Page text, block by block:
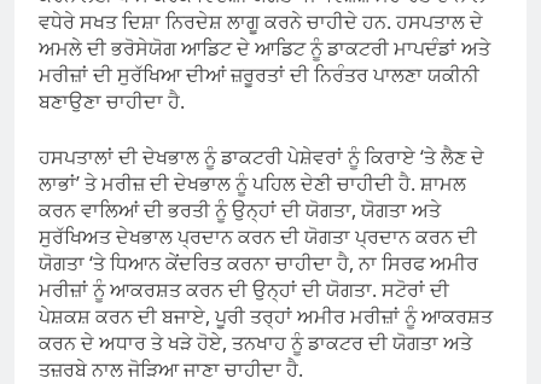
ਵਧੇਰੇ ਸਖਤ ਦਿਸ਼ਾ ਨਿਰਦੇਸ਼ ਲਾਗੂ ਕਰਨੇ ਚਾਹੀਦੇ ਹਨ. ਹਸਪਤਾਲ ਦੇ
ਅਮਲੇ ਦੀ ਭਰੋਸੇਯੋਗ ਆਡਿਟ ਦੇ ਆਡਿਟ ਨੂੰ ਡਾਕਟਰੀ ਮਾਪਦੰਡਾਂ ਅਤੇ
ਮਰੀਜ਼ਾਂ ਦੀ ਸੁਰੱਖਿਆ ਦੀਆਂ ਜ਼ਰੂਰਤਾਂ ਦੀ ਨਿਰੰਤਰ ਪਾਲਣਾ ਯਕੀਨੀ
ਬਣਾਉਣਾ ਚਾਹੀਦਾ ਹੈ.
ਹਸਪਤਾਲਾਂ ਦੀ ਦੇਖਭਾਲ ਨੂੰ ਡਾਕਟਰੀ ਪੇਸ਼ੇਵਰਾਂ ਨੂੰ ਕਿਰਾਏ ‘ਤੇ ਲੈਣ ਦੇ
ਲਾਭਾਂ’ ਤੇ ਮਰੀਜ਼ ਦੀ ਦੇਖਭਾਲ ਨੂੰ ਪਹਿਲ ਦੇਣੀ ਚਾਹੀਦੀ ਹੈ. ਸ਼ਾਮਲ
ਕਰਨ ਵਾਲਿਆਂ ਦੀ ਭਰਤੀ ਨੂੰ ਉਨ੍ਹਾਂ ਦੀ ਯੋਗਤਾ, ਯੋਗਤਾ ਅਤੇ
ਸੁਰੱਖਿਅਤ ਦੇਖਭਾਲ ਪ੍ਰਦਾਨ ਕਰਨ ਦੀ ਯੋਗਤਾ ਪ੍ਰਦਾਨ ਕਰਨ ਦੀ
ਯੋਗਤਾ ‘ਤੇ ਧਿਆਨ ਕੇਂਦਰਿਤ ਕਰਨਾ ਚਾਹੀਦਾ ਹੈ, ਨਾ ਸਿਰਫ ਅਮੀਰ
ਮਰੀਜ਼ਾਂ ਨੂੰ ਆਕਰਸ਼ਤ ਕਰਨ ਦੀ ਉਨ੍ਹਾਂ ਦੀ ਯੋਗਤਾ. ਸਟੋਰਾਂ ਦੀ
ਪੇਸ਼ਕਸ਼ ਕਰਨ ਦੀ ਬਜਾਏ, ਪੂਰੀ ਤਰ੍ਹਾਂ ਅਮੀਰ ਮਰੀਜ਼ਾਂ ਨੂੰ ਆਕਰਸ਼ਤ
ਕਰਨ ਦੇ ਅਧਾਰ ਤੇ ਖੜੇ ਹੋਏ, ਤਨਖਾਹ ਨੂੰ ਡਾਕਟਰ ਦੀ ਯੋਗਤਾ ਅਤੇ
ਤਜ਼ਰਬੇ ਨਾਲ ਜੋੜਿਆ ਜਾਣਾ ਚਾਹੀਦਾ ਹੈ.